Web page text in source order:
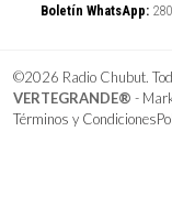
Boletín WhatsApp:
©2026 Radio Chubut.
VERTEGRANDE® -
Términos y Condiciones